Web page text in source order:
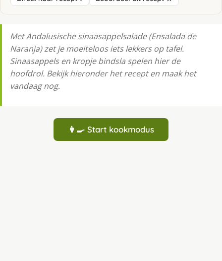
Met Andalusische sinaasappelsalade (Ensalada de
Naranja) zet je moeiteloos iets lekkers op tafel.
Sinaasappels en kropje bindsla spelen hier de
hoofdrol. Bekijk hieronder het recept en maak het
vandaag nog.
👩‍🍳 Start kookmodus